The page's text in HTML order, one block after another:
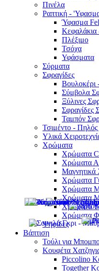
Πινέλα
Ραπτική -
Ύφασμα
Κεφαλάκια
Πλέξιμο
Τσόχα
Υφάσματα
Σύρματα
Σφραγίδες
Βουλοκέρι
Σύμβολα
Ξύλινες
Σφραγίδες
Ταμπόν
Τσιμέντο -
Υλικά
Χρώματα
Χρώματα
Χρώματα
Χρώματα
Χρώματα
Χρώματα
Χρώματα
Χρώματα
Ψηφίδες
Βάπτιση
Τούλι για
Κουφέτα
Piccolino
Together